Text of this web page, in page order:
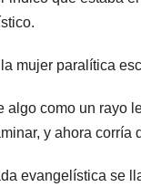
mujer paralítica
algo como un rayo
y ahora corría
evangelística se